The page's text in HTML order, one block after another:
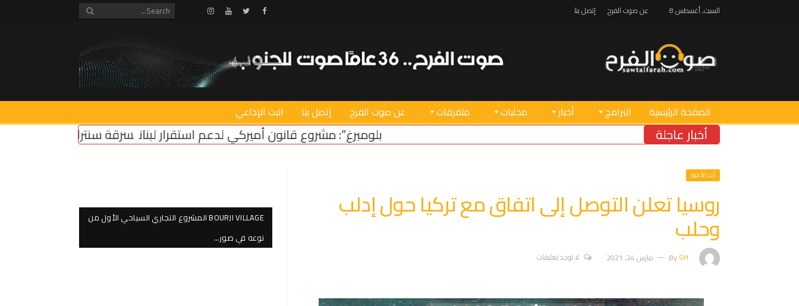
السبت, أغسطس 8 عن صوت الفرح إتصل بنا Facebook
Twitter
Youtube
Instagram
الصفحة الرئيسية البرامج أخبار محليات متفرقات عن صوت الفرح إتصل بنا البث الإذاعي
أخبار عاجلة “بلومبرغ”: مشروع قانون أميركي لدعم استقرار لبنان سرقة سنترال زوق مكايل “روابط القطاع
أخر الأخبار
روسيا تعلن التوصل إلى اتفاق مع تركيا حول إدلب
وحلب
ByGH مارس 24, 2021 لا توجد تعليقات
BOURJI VILLAGE المشروع التجاري السياحي الأول من
نوعه في صور…